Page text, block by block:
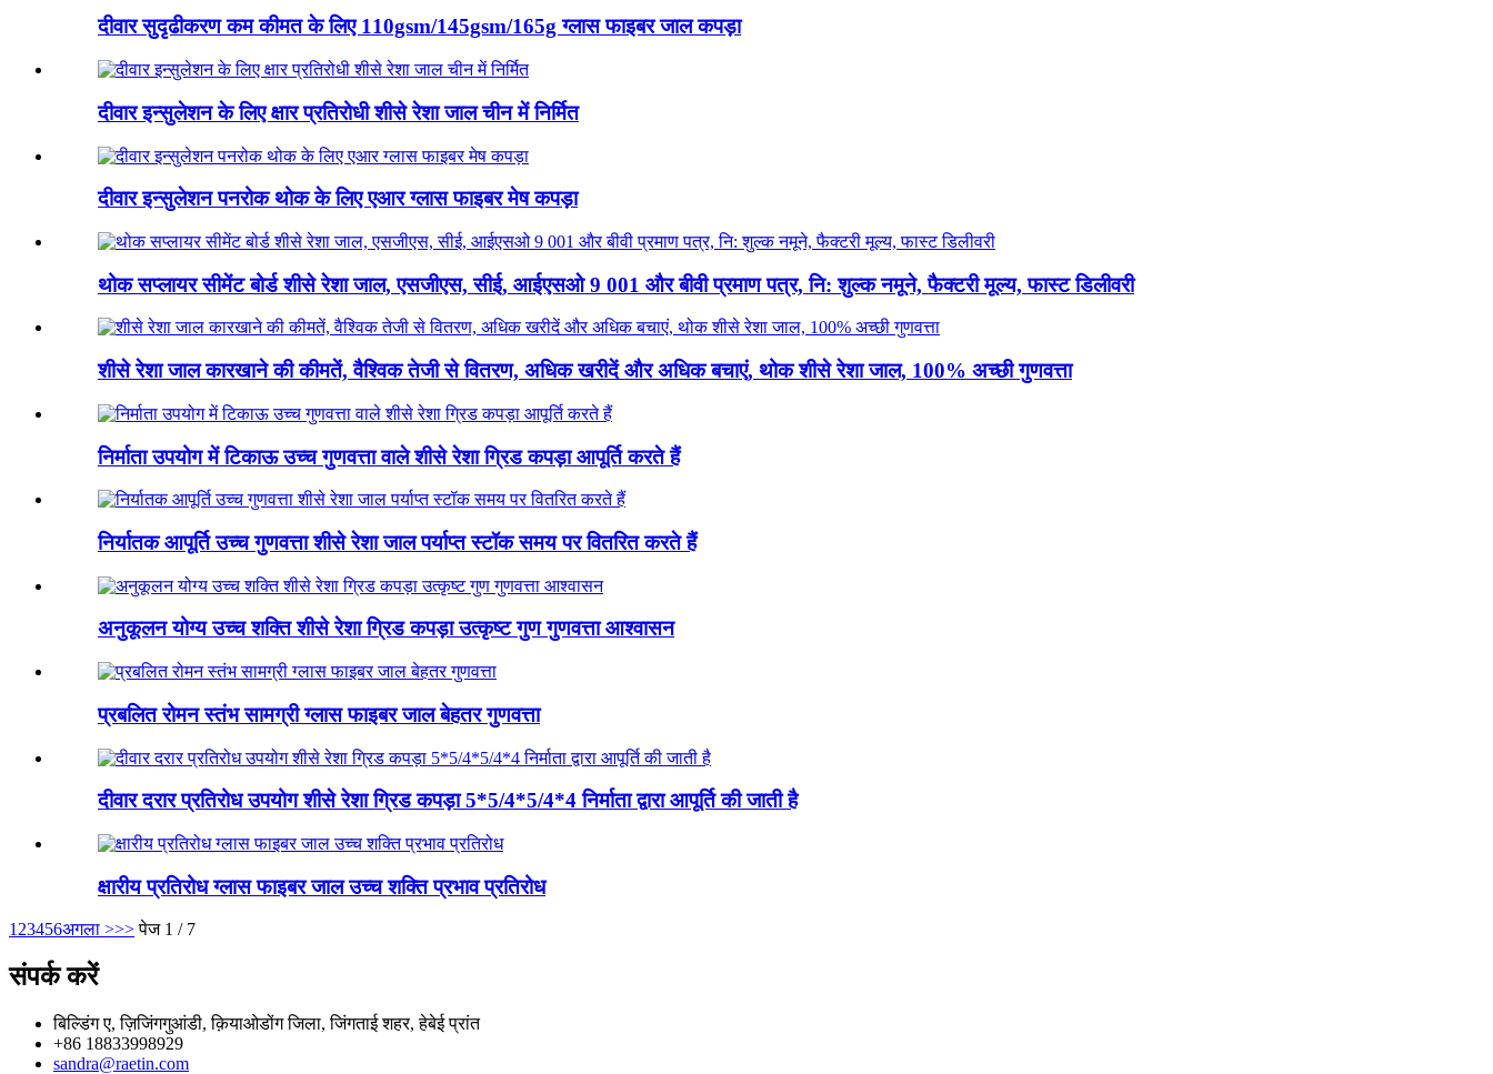
दीवार सुदृढीकरण कम कीमत के लिए 110gsm/145gsm/165g ग्लास फाइबर जाल कपड़ा
दीवार इन्सुलेशन के लिए क्षार प्रतिरोधी शीसे रेशा जाल चीन में निर्मित
दीवार इन्सुलेशन पनरोक थोक के लिए एआर ग्लास फाइबर मेष कपड़ा
थोक सप्लायर सीमेंट बोर्ड शीसे रेशा जाल, एसजीएस, सीई, आईएसओ 9 001 और बीवी प्रमाण पत्र, नि: शुल्क नमूने, फैक्टरी मूल्य, फास्ट डिलीवरी
शीसे रेशा जाल कारखाने की कीमतें, वैश्विक तेजी से वितरण, अधिक खरीदें और अधिक बचाएं, थोक शीसे रेशा जाल, 100% अच्छी गुणवत्ता
निर्माता उपयोग में टिकाऊ उच्च गुणवत्ता वाले शीसे रेशा ग्रिड कपड़ा आपूर्ति करते हैं
निर्यातक आपूर्ति उच्च गुणवत्ता शीसे रेशा जाल पर्याप्त स्टॉक समय पर वितरित करते हैं
अनुकूलन योग्य उच्च शक्ति शीसे रेशा ग्रिड कपड़ा उत्कृष्ट गुण गुणवत्ता आश्वासन
प्रबलित रोमन स्तंभ सामग्री ग्लास फाइबर जाल बेहतर गुणवत्ता
दीवार दरार प्रतिरोध उपयोग शीसे रेशा ग्रिड कपड़ा 5*5/4*5/4*4 निर्माता द्वारा आपूर्ति की जाती है
क्षारीय प्रतिरोध ग्लास फाइबर जाल उच्च शक्ति प्रभाव प्रतिरोध
123456अगला >>> पेज 1 / 7
संपर्क करें
बिल्डिंग ए, ज़िजिंगगुआंडी, क़ियाओडोंग जिला, जिंगताई शहर, हेबेई प्रांत
+86 18833998929
sandra@raetin.com